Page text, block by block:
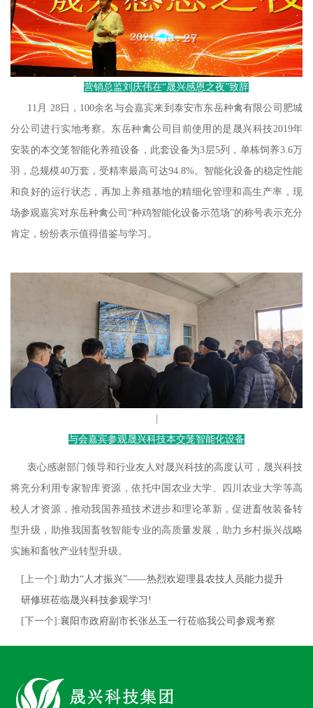
营销总监刘庆伟在“晟兴感恩之夜”致辞
11月 28日，100余名与会嘉宾来到泰安市东岳种禽有限公司肥城
分公司进行实地考察。东岳种禽公司目前使用的是晟兴科技2019年
安装的本交笼智能化养殖设备，此套设备为3层5列，单栋饲养3.6万
羽，总规模40万套，受精率最高可达94.8%。智能化设备的稳定性能
和良好的运行状态，再加上养殖基地的精细化管理和高生产率，现
场参观嘉宾对东岳种禽公司“种鸡智能化设备示范场”的称号表示充分
肯定，纷纷表示值得借鉴与学习。
与会嘉宾参观晟兴科技本交笼智能化设备
衷心感谢部门领导和行业友人对晟兴科技的高度认可，晟兴科技
将充分利用专家智库资源，依托中国农业大学、四川农业大学等高
校人才资源，推动我国养殖技术进步和理论革新，促进畜牧装备转
型升级，助推我国畜牧智能专业的高质量发展，助力乡村振兴战略
实施和畜牧产业转型升级。
[上一个]:助力“人才振兴”——热烈欢迎理县农技人员能力提升
研修班莅临晟兴科技参观学习!
[下一个]:襄阳市政府副市长张丛玉一行莅临我公司参观考察